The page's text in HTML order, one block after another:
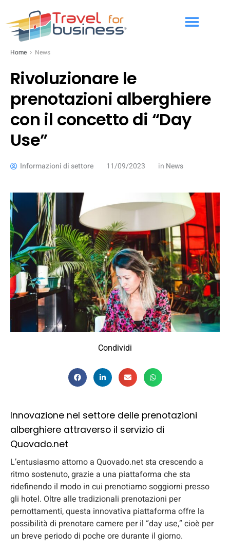
Home News
Rivoluzionare le
prenotazioni alberghiere
con il concetto di “Day
Use”
Informazioni di settore 11/09/2023 in News
Condividi
Innovazione nel settore delle prenotazioni
alberghiere attraverso il servizio di
Quovado.net
L’entusiasmo attorno a Quovado.net sta crescendo a
ritmo sostenuto, grazie a una piattaforma che sta
ridefinendo il modo in cui prenotiamo soggiorni presso
gli hotel. Oltre alle tradizionali prenotazioni per
pernottamenti, questa innovativa piattaforma offre la
possibilità di prenotare camere per il “day use,” cioè per
un breve periodo di poche ore durante il giorno.